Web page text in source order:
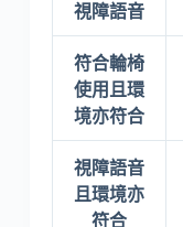
視障語音
符合輪椅
使用且環
境亦符合
視障語音
且環境亦
符合